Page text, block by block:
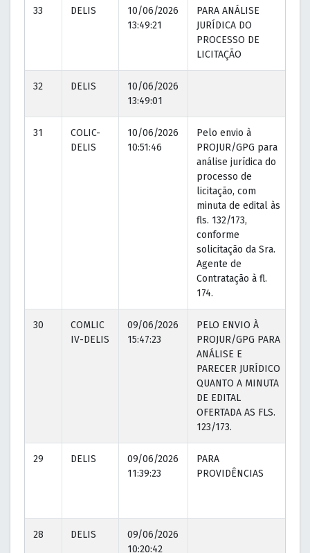
33 DELIS
10/06/2026
13:49:21
PARA ANÁLISE
JURÍDICA DO
PROCESSO DE
LICITAÇÃO
32 DELIS
10/06/2026
13:49:01
31
COLIC-
DELIS
10/06/2026
10:51:46
Pelo envio à
PROJUR/GPG para
análise jurídica do
processo de
licitação, com
minuta de edital às
fls. 132/173,
conforme
solicitação da Sra.
Agente de
Contratação à fl.
174.
30
COMLIC
IV-DELIS
09/06/2026
15:47:23
PELO ENVIO À
PROJUR/GPG PARA
ANÁLISE E
PARECER JURÍDICO
QUANTO A MINUTA
DE EDITAL
OFERTADA AS FLS.
123/173.
29 DELIS
09/06/2026
11:39:23
PARA
PROVIDÊNCIAS
28 DELIS
09/06/2026
10:20:42